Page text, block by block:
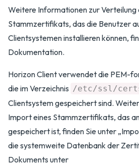
Weitere Informationen zur Verteilung
Stammzertifikats, das die Benutzer
Clientsystemen installieren können,
Dokumentation.
Horizon Client verwendet die PEM-
die im Verzeichnis /etc/ssl/
Clientsystem gespeichert sind.
Import eines Stammzertifikats, das
gespeichert ist, finden Sie unter
die systemweite Datenbank der
Dokuments unter